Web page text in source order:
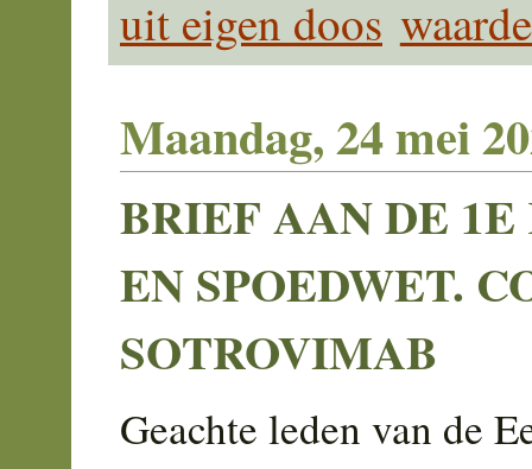
uit eigen doos
Maandag, 24 mei
BRIEF AAN DE
EN SPOEDWET.
SOTROVIMAB
Geachte leden van de